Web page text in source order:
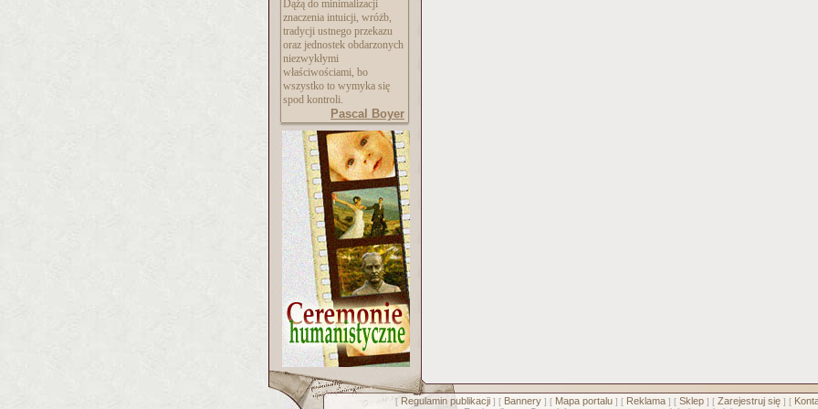
Dążą do minimalizacji
znaczenia intuicji, wróżb,
tradycji ustnego przekazu
oraz jednostek obdarzonych
niezwykłymi
właściwościami, bo
wszystko to wymyka się
spod kontroli.
Pascal Boyer
[ Regulamin publikacji] [ Bannery] [ Mapa portalu] [ Reklama] [ Sklep] [ Zarejestruj się] [